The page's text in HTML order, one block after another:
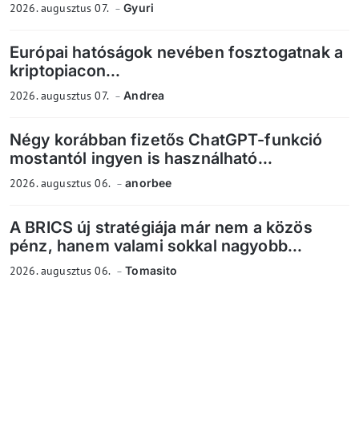
2026. augusztus 07. Gyuri
Európai hatóságok nevében fosztogatnak a
kriptopiacon...
2026. augusztus 07. Andrea
Négy korábban fizetős ChatGPT-funkció
mostantól ingyen is használható...
2026. augusztus 06. anorbee
A BRICS új stratégiája már nem a közös
pénz, hanem valami sokkal nagyobb...
2026. augusztus 06. Tomasito